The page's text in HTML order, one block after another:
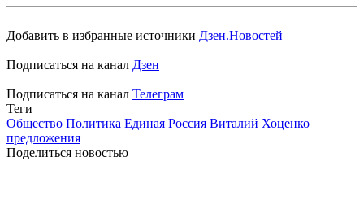
Добавить в избранные источники Дзен.Новостей
Подписаться на канал Дзен
Подписаться на канал Телеграм
Теги
Общество Политика Единая Россия Виталий Хоценко
предложения
Поделиться новостью